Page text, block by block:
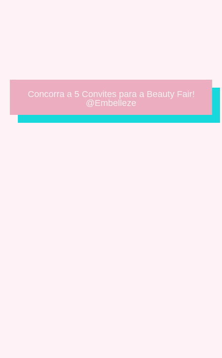
Concorra a 5 Convites para a Beauty Fair!
@Embelleze